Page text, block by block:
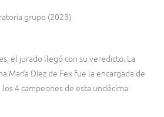
grupo (2023)
el jurado llegó con su veredicto. La
María Díez de Fex fue la encargada de
4 campeones de esta undécima